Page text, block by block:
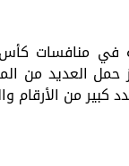
بنتيجة 2-3، بعد أداء
من الأرقام